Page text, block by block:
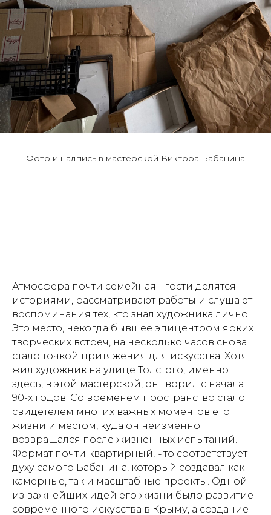
Фото и надпись в мастерской Виктора Бабанина
Атмосфера почти семейная - гости делятся
историями, рассматривают работы и слушают
воспоминания тех, кто знал художника лично.
Это место, некогда бывшее эпицентром ярких
творческих встреч, на несколько часов снова
стало точкой притяжения для искусства. Хотя
жил художник на улице Толстого, именно
здесь, в этой мастерской, он творил с начала
90-х годов. Со временем пространство стало
свидетелем многих важных моментов его
жизни и местом, куда он неизменно
возвращался после жизненных испытаний.
Формат почти квартирный, что соответствует
духу самого Бабанина, который создавал как
камерные, так и масштабные проекты. Одной
из важнейших идей его жизни было развитие
современного искусства в Крыму, а создание